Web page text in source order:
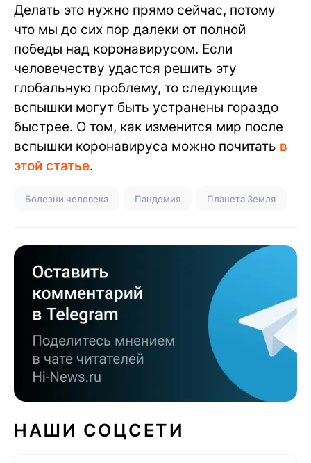
Делать это нужно прямо сейчас, потому
что мы до сих пор далеки от полной
победы над коронавирусом. Если
человечеству удастся решить эту
глобальную проблему, то следующие
вспышки могут быть устранены гораздо
быстрее. О том, как изменится мир после
вспышки коронавируса можно почитать в
этой статье.
Болезни человека Пандемия Планета Земля
НАШИ СОЦСЕТИ